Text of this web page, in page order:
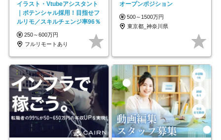
イラスト・Vtubeアシスタント
｜ポテンシャル採用！目指せフ
ルリモ／スキルチェンジ率96％
250～600万円
フルリモートあり
オープンポジション
500～1500万円
東京都_神奈川県